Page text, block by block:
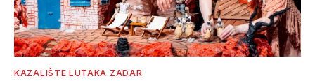
KAZALIŠTE LUTAKA ZADAR